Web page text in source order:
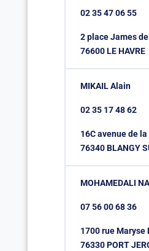
02 35 47 06 55
2 place James
76600 LE HAVRE
MIKAIL Alain
02 35 17 48 62
16C avenue de la
76340 BLANGY
MOHAMEDALI
07 56 00 68 36
1700 rue Maryse
76330 PORT